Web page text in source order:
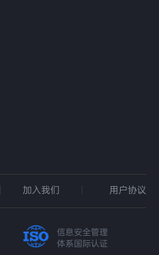
加入我们 用户协议
信息安全管理
体系国际认证